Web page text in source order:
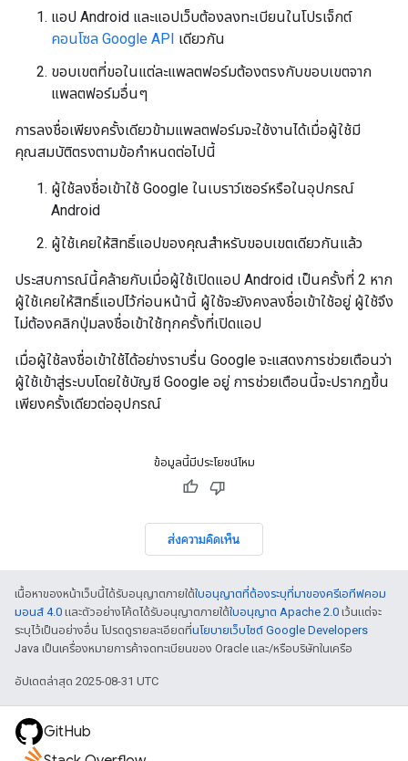
แอป Android และแอปเว็บต้องลงทะเบียนในโปรเจ็กต์
คอนโซล Google API เดียวกัน
ขอบเขตที่ขอในแต่ละแพลตฟอร์มต้องตรงกับขอบเขตจาก
แพลตฟอร์มอื่นๆ
การลงชื่อเพียงครั้งเดียวข้ามแพลตฟอร์มจะใช้งานได้เมื่อผู้ใช้มี
คุณสมบัติตรงตามข้อกำหนดต่อไปนี้
ผู้ใช้ลงชื่อเข้าใช้ Google ในเบราว์เซอร์หรือในอุปกรณ์
Android
ผู้ใช้เคยให้สิทธิ์แอปของคุณสำหรับขอบเขตเดียวกันแล้ว
ประสบการณ์นี้คล้ายกับเมื่อผู้ใช้เปิดแอป Android เป็นครั้งที่ 2 หาก
ผู้ใช้เคยให้สิทธิ์แอปไว้ก่อนหน้านี้ ผู้ใช้จะยังคงลงชื่อเข้าใช้อยู่ ผู้ใช้จึง
ไม่ต้องคลิกปุ่มลงชื่อเข้าใช้ทุกครั้งที่เปิดแอป
เมื่อผู้ใช้ลงชื่อเข้าใช้ได้อย่างราบรื่น Google จะแสดงการช่วยเตือนว่า
ผู้ใช้เข้าสู่ระบบโดยใช้บัญชี Google อยู่ การช่วยเตือนนี้จะปรากฏขึ้น
เพียงครั้งเดียวต่ออุปกรณ์
ข้อมูลนี้มีประโยชน์ไหม
ส่งความคิดเห็น
เนื้อหาของหน้าเว็บนี้ได้รับอนุญาตภายใต้ใบอนุญาตที่ต้องระบุที่มาของครีเอทีฟคอม
มอนส์ 4.0 และตัวอย่างโค้ดได้รับอนุญาตภายใต้ใบอนุญาต Apache 2.0 เว้นแต่จะ
ระบุไว้เป็นอย่างอื่น โปรดดูรายละเอียดที่นโยบายเว็บไซต์ Google Developers
Java เป็นเครื่องหมายการค้าจดทะเบียนของ Oracle และ/หรือบริษัทในเครือ
อัปเดตล่าสุด 2025-08-31 UTC
GitHub